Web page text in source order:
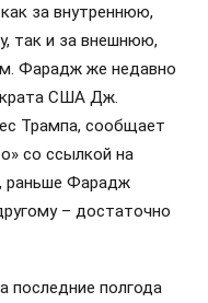
за внутреннюю,
так и за внешнюю,
Фарадж же недавно
США Дж.
Трампа, сообщает
со ссылкой на
раньше Фарадж
– достаточно
последние полгода